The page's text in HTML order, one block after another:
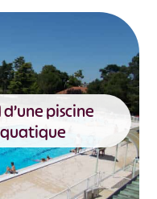
piscine